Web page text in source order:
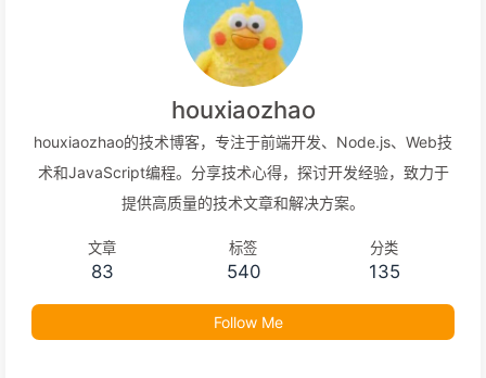
houxiaozhao
houxiaozhao的技术博客，专注于前端开发、Node.js、Web技
术和JavaScript编程。分享技术心得，探讨开发经验，致力于
提供高质量的技术文章和解决方案。
文章
83
标签
540
分类
135
Follow Me